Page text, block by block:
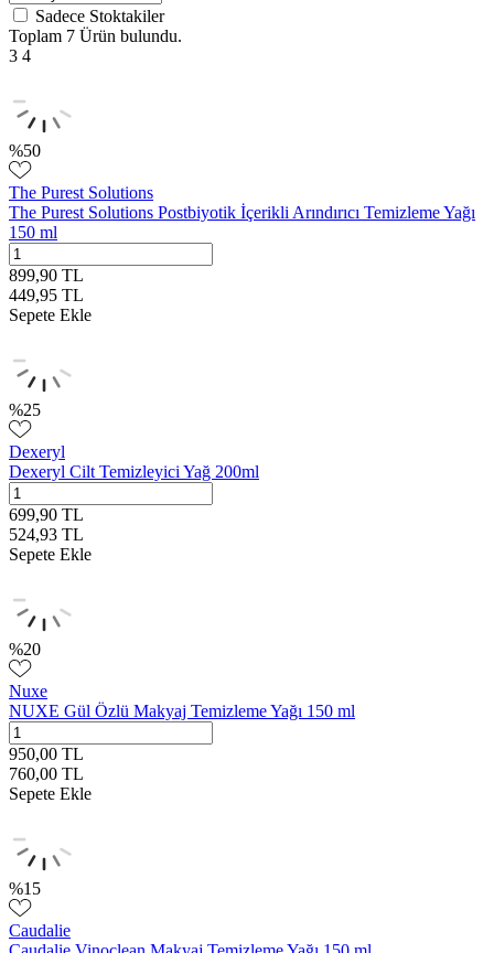
Sadece Stoktakiler
Toplam 7 Ürün bulundu.
3 4
%50
The Purest Solutions
The Purest Solutions Postbiyotik İçerikli Arındırıcı Temizleme Yağı
150 ml
899,90 TL
449,95 TL
Sepete Ekle
%25
Dexeryl
Dexeryl Cilt Temizleyici Yağ 200ml
699,90 TL
524,93 TL
Sepete Ekle
%20
Nuxe
NUXE Gül Özlü Makyaj Temizleme Yağı 150 ml
950,00 TL
760,00 TL
Sepete Ekle
%15
Caudalie